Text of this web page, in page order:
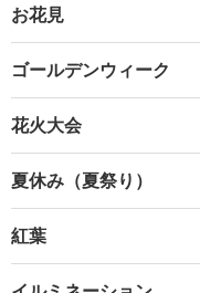
お花見
ゴールデンウィーク
花火大会
夏休み（夏祭り）
紅葉